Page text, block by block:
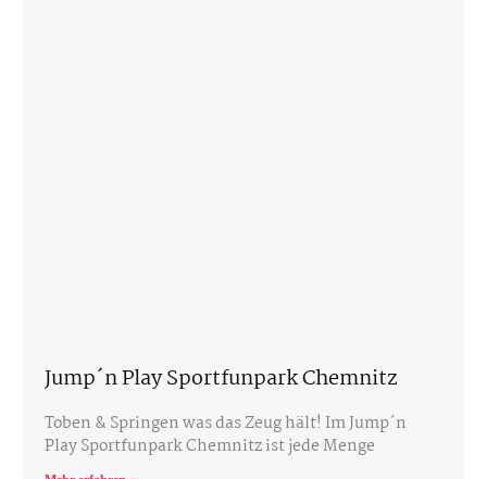
Jump´n Play Sportfunpark Chemnitz
Toben & Springen was das Zeug hält! Im Jump´n
Play Sportfunpark Chemnitz ist jede Menge